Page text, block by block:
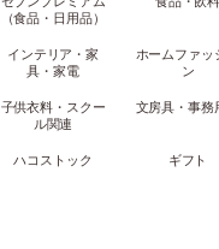
（食品・日用品）
インテリア・家
具・家電
ホームファッ
ン
子供衣料・スクー
ル関連
文房具・事務
ハコストック ギフト